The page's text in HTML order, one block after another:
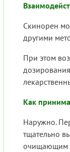
Скинорен
другими
При этом
Как
Наружно.
тщательно
очищающим